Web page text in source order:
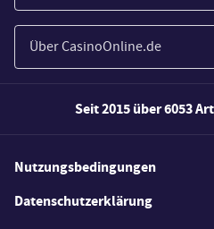
Wirtschaft
Spiele
Paypal Casinos
Novoline Casinos
Merkur Casinos
Casino Testberichte
Casino Bonus Angebote
Über CasinoOnline.de
Wie wir bewerten
FAQs
Seit 2015 über 6053
Nutzungsbedingungen
Datenschutzerklärung